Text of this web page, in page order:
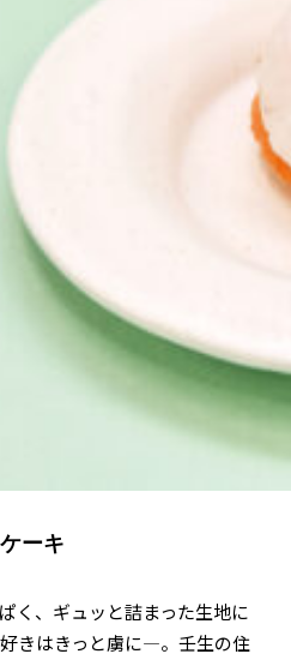
た。
ーキ
く、ギュッと詰まった生地に
きはきっと虜に―。壬生の住